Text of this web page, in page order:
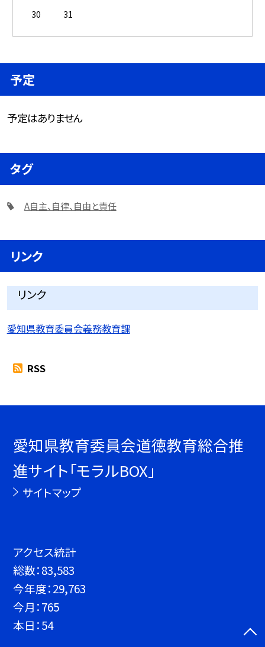
30
31
予定
予定はありません
タグ
A自主、自律、自由と責任
リンク
リンク
愛知県教育委員会義務教育課
RSS
愛知県教育委員会道徳教育総合推
進サイト「モラルBOX」
サイトマップ
アクセス統計
総数：83,583
今年度：29,763
今月：765
本日：54